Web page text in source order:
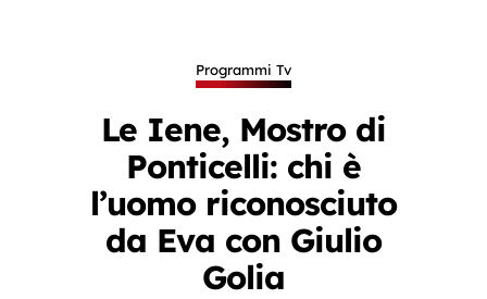
Programmi Tv
Le Iene, Mostro di
Ponticelli: chi è
l’uomo riconosciuto
da Eva con Giulio
Golia